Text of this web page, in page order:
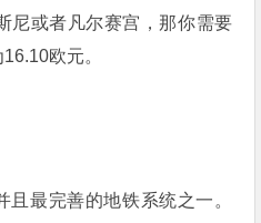
尼或者凡尔赛宫，那你需要
欧元。
最完善的地铁系统之一。